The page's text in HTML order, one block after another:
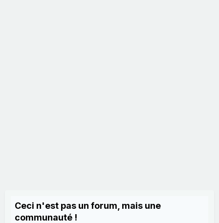
Ceci n'est pas un forum, mais une
communauté !